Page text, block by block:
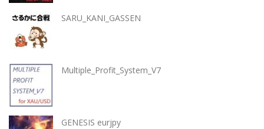
SARU_KANI_GASSEN
Multiple_Profit_System_V7
GENESIS eurjpy